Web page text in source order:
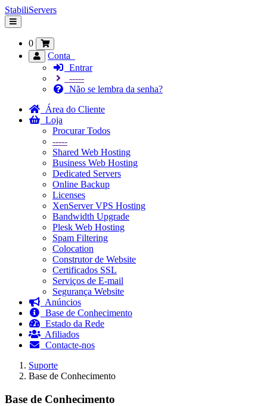
StabiliServers
Alternar
navegação
0
Conta
Entrar
-----
Não se lembra da senha?
Área do Cliente
Loja
Procurar Todos
-----
Shared Web Hosting
Business Web Hosting
Dedicated Servers
Online Backup
Licenses
XenServer VPS Hosting
Bandwidth Upgrade
Plesk Web Hosting
Spam Filtering
Colocation
Construtor de Website
Certificados SSL
Serviços de E-mail
Segurança Website
Anúncios
Base de Conhecimento
Estado da Rede
Afiliados
Contacte-nos
Suporte
Base de Conhecimento
Base de Conhecimento